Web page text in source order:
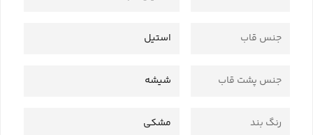
جنس قاب استیل
جنس پشت قاب شیشه
رنگ بند مشکی